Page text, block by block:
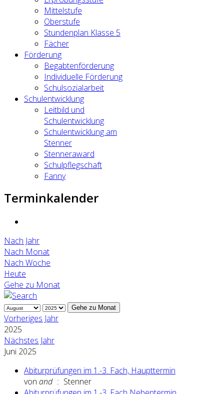
Mittelstufe
Oberstufe
Stundenplan Klasse 5
Fächer
Förderung
Begabtenförderung
Individuelle Förderung
Schulsozialarbeit
Schulentwicklung
Leitbild und
Schulentwicklung
Schulentwicklung am
Stenner
Stenneraward
Schulpflegschaft
Fanny
Terminkalender
Nach Jahr
Nach Monat
Nach Woche
Heute
Gehe zu Monat
Gehe zu Monat
Vorheriges Jahr
2025
Nächstes Jahr
Juni 2025
Abiturprüfungen im 1.-3. Fach, Haupttermin
von and:: Stenner